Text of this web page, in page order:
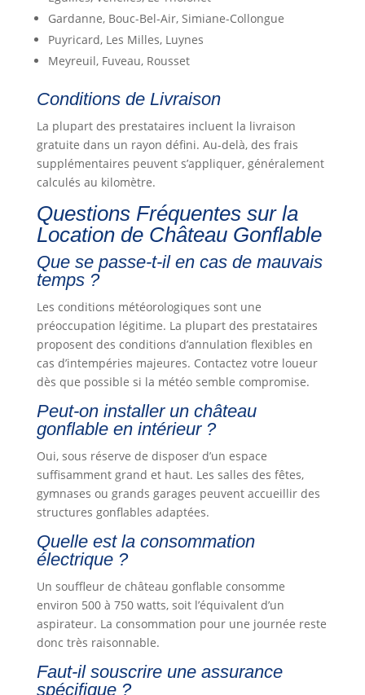
Gardanne, Bouc-Bel-Air, Simiane-Collongue
Puyricard, Les Milles, Luynes
Meyreuil, Fuveau, Rousset
Conditions de Livraison
La plupart des prestataires incluent la livraison
gratuite dans un rayon défini. Au-delà, des frais
supplémentaires peuvent s’appliquer, généralement
calculés au kilomètre.
Questions Fréquentes sur la
Location de Château Gonflable
Que se passe-t-il en cas de mauvais
temps ?
Les conditions météorologiques sont une
préoccupation légitime. La plupart des prestataires
proposent des conditions d’annulation flexibles en
cas d’intempéries majeures. Contactez votre loueur
dès que possible si la météo semble compromise.
Peut-on installer un château
gonflable en intérieur ?
Oui, sous réserve de disposer d’un espace
suffisamment grand et haut. Les salles des fêtes,
gymnases ou grands garages peuvent accueillir des
structures gonflables adaptées.
Quelle est la consommation
électrique ?
Un souffleur de château gonflable consomme
environ 500 à 750 watts, soit l’équivalent d’un
aspirateur. La consommation pour une journée reste
donc très raisonnable.
Faut-il souscrire une assurance
spécifique ?